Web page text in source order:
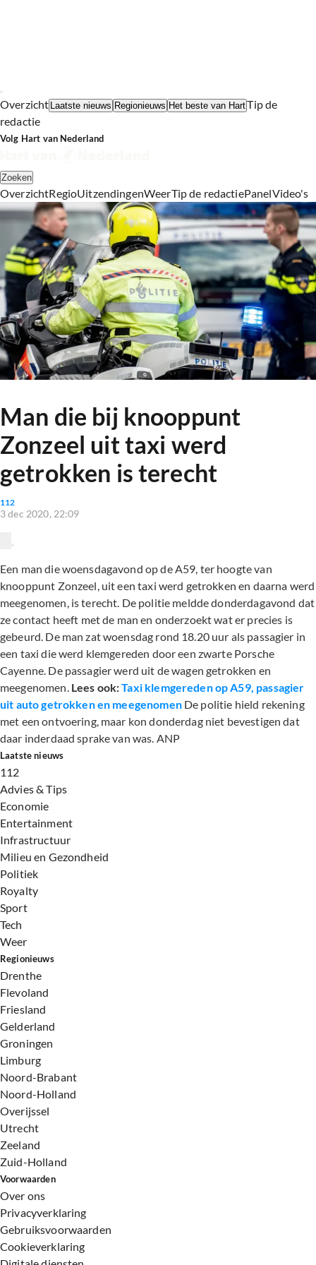
Overzicht Laatste nieuws Regionieuws Het beste van HartTip de
redactie
Volg Hart van Nederland
Zoeken
OverzichtRegioUitzendingenWeerTip de redactiePanelVideo's
Man die bij knooppunt
Zonzeel uit taxi werd
getrokken is terecht
112
3 dec 2020, 22:09
Een man die woensdagavond op de A59, ter hoogte van
knooppunt Zonzeel, uit een taxi werd getrokken en daarna werd
meegenomen, is terecht. De politie meldde donderdagavond dat
ze contact heeft met de man en onderzoekt wat er precies is
gebeurd. De man zat woensdag rond 18.20 uur als passagier in
een taxi die werd klemgereden door een zwarte Porsche
Cayenne. De passagier werd uit de wagen getrokken en
meegenomen. Lees ook:Taxi klemgereden op A59, passagier
uit auto getrokken en meegenomenDe politie hield rekening
met een ontvoering, maar kon donderdag niet bevestigen dat
daar inderdaad sprake van was. ANP
Laatste nieuws
112
Advies & Tips
Economie
Entertainment
Infrastructuur
Milieu en Gezondheid
Politiek
Royalty
Sport
Tech
Weer
Regionieuws
Drenthe
Flevoland
Friesland
Gelderland
Groningen
Limburg
Noord-Brabant
Noord-Holland
Overijssel
Utrecht
Zeeland
Zuid-Holland
Voorwaarden
Over ons
Privacyverklaring
Gebruiksvoorwaarden
Cookieverklaring